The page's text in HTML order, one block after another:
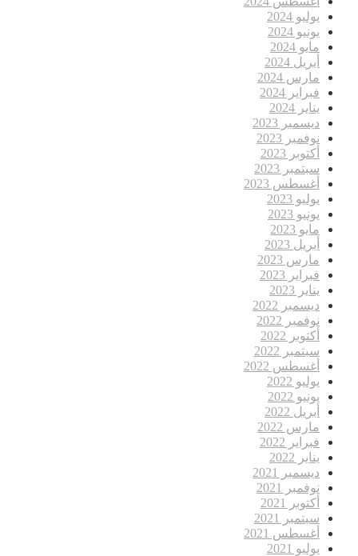
يوليو 2024
يونيو 2024
مايو 2024
أبريل 2024
مارس 2024
فبراير 2024
يناير 2024
ديسمبر 2023
نوفمبر 2023
أكتوبر 2023
سبتمبر 2023
أغسطس 2023
يوليو 2023
يونيو 2023
مايو 2023
أبريل 2023
مارس 2023
فبراير 2023
يناير 2023
ديسمبر 2022
نوفمبر 2022
أكتوبر 2022
سبتمبر 2022
أغسطس 2022
يوليو 2022
يونيو 2022
أبريل 2022
مارس 2022
فبراير 2022
يناير 2022
ديسمبر 2021
نوفمبر 2021
أكتوبر 2021
سبتمبر 2021
أغسطس 2021
يوليو 2021